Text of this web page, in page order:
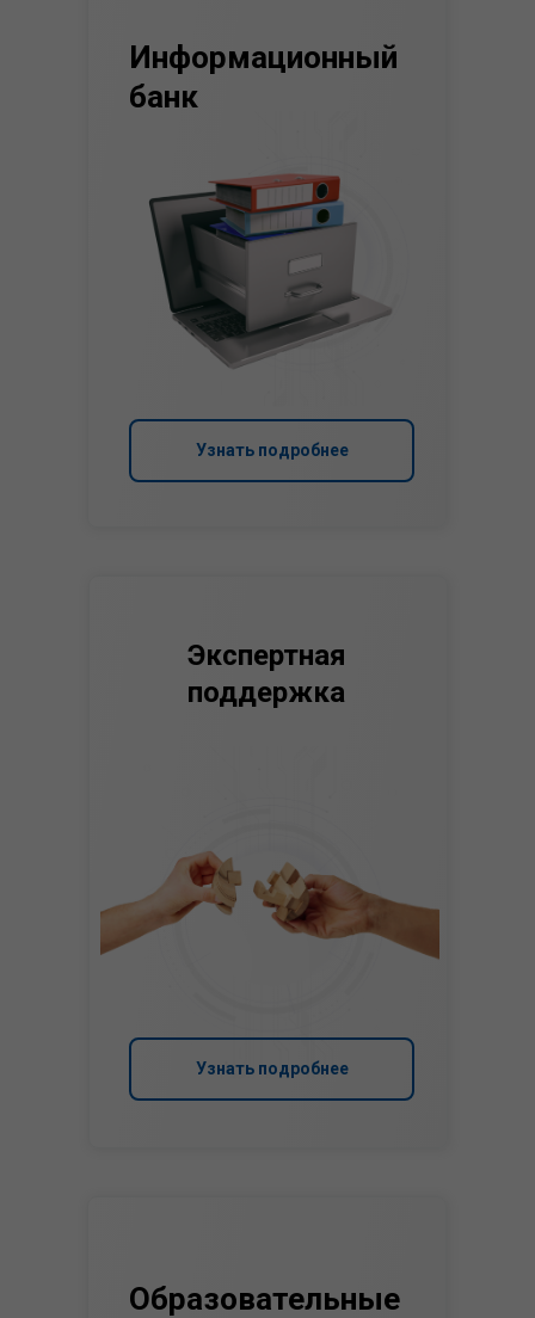
Узнать подробнее
Информационный
банк
Узнать подробнее
Экспертная
поддержка
Образовательные